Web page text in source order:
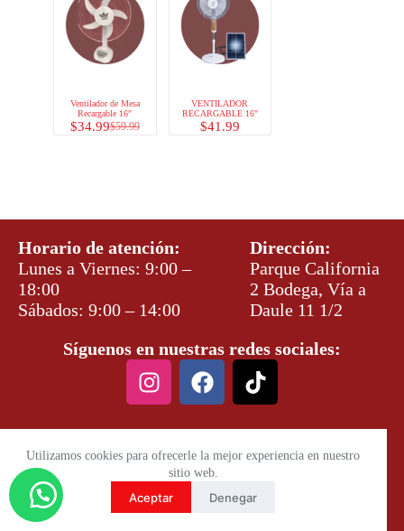
Utilizamos cookies para ofrecerle la mejor experiencia en nuestro
sitio web.
Aceptar Denegar
Ventilador de Mesa
Recargable 16″
$59.99
$34.99
VENTILADOR
RECARGABLE 16″
$41.99
Horario de atención:
Lunes a Viernes: 9:00 –
18:00
Sábados: 9:00 – 14:00
Dirección:
Parque California
2 Bodega, Vía a
Daule 11 1/2
Síguenos en nuestras redes sociales: